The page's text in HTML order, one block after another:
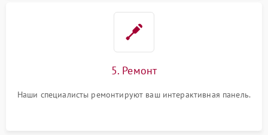
5. Ремонт
Наши специалисты ремонтируют ваш интерактивная панель.